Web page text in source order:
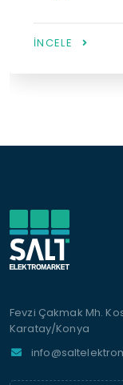
Fevzi Çakmak Mh.
Karatay/Konya